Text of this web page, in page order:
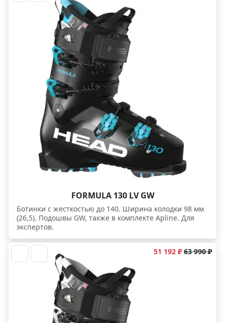
FORMULA 130 LV GW
Ботинки c жесткостью до 140. Ширина колодки 98 мм
(26,5). Подошвы GW, также в комплекте Apline. Для
экспертов.
51 192 ₽ 63 990 ₽